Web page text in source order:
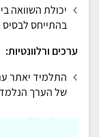
יכולת השוואה
בהתייחס
ערכים ורלוונטיות:
התלמיד יאתר
של הערך הנלמד